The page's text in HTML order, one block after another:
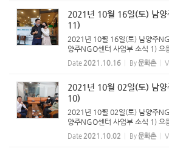
2021년 10월 16일(토) 남양
11)
2021년 10월 16일(토) 남양주
양주NGO센터 사업부 소식 1) 으
원대표(남양주NGO센터 센터장)
오픈하고 본격적인 김밥,도시락,
Date 2021.10.16 By문화촌
2021년 10월 02일(토) 남양
10)
2021년 10월 02일(토) 남양주
양주NGO센터 사업부 소식 1) 으
배달전문기업(대표 서준원)은 남
지연으로 으뜸 평내점을 10월 5일
Date 2021.10.02 By문화촌